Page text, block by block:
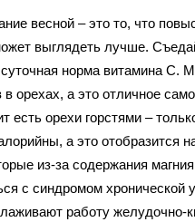
весной – это то, что
выглядеть лучше.
норма витамина С.
орехах, а это отличное
есть орехи горстями –
а это отобразится
из-за содержания
с синдромом хронической
работу желудочно-